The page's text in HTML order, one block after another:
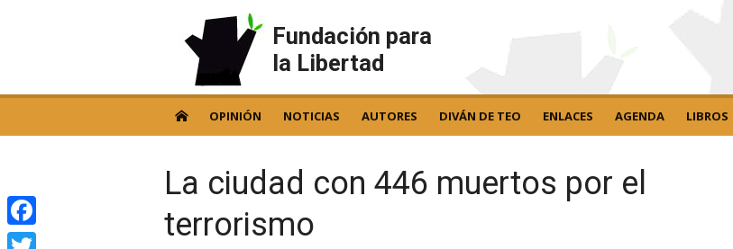
Fundación para
la Libertad
OPINIÓN NOTICIAS AUTORES DIVÁN DE TEO ENLACES AGENDA LIBROS
La ciudad con 446 muertos por el
terrorismo
Facebook